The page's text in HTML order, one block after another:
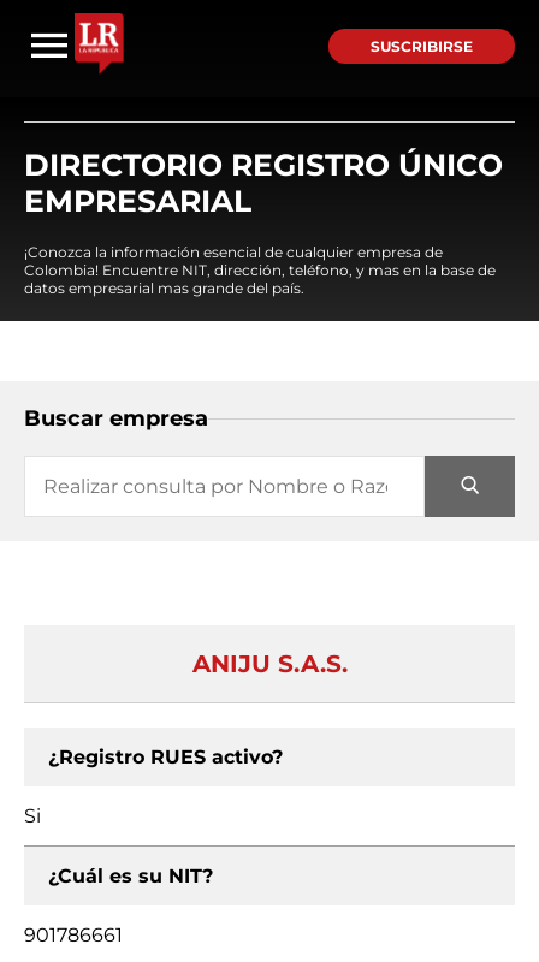
SUSCRIBIRSE
DIRECTORIO REGISTRO ÚNICO
EMPRESARIAL
¡Conozca la información esencial de cualquier empresa de
Colombia! Encuentre NIT, dirección, teléfono, y mas en la base de
datos empresarial mas grande del país.
Buscar empresa
ANIJU S.A.S.
¿Registro RUES activo?
Si
¿Cuál es su NIT?
901786661